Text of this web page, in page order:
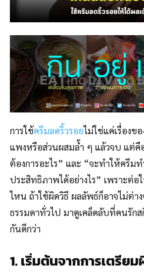
การใช้ครีมลดริ้วรอยไม่ใช่แค่เรื่องข
แพงหรือส่วนผสมล้ำ ๆ แล้วจบ แต่คือ
ต้องการอะไร” และ “จะทำให้ครีมท
ประสิทธิภาพได้อย่างไร” เพราะต่
ไหน ถ้าใช้ผิดวิธี ผลลัพธ์ก็อาจไม่ต่า
ธรรมดาทั่วไป มาดูเคล็ดลับที่คนรัก
กันดีกว่า
1. เริ่มต้นจากการเตรีย